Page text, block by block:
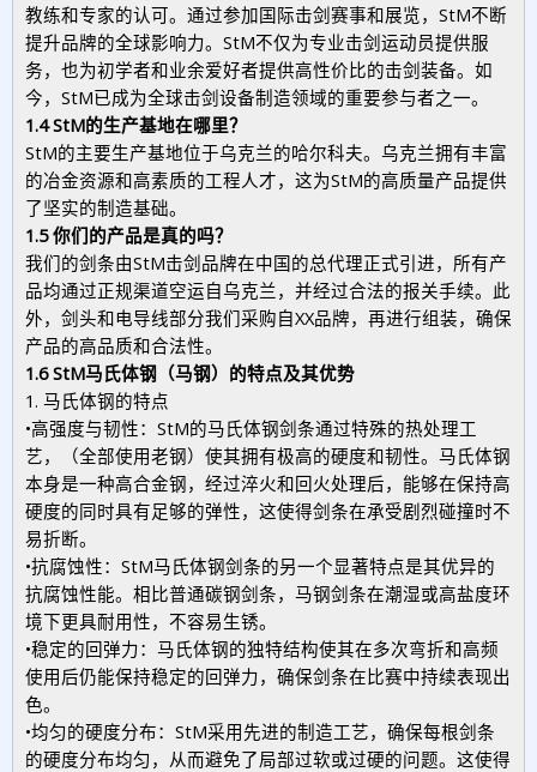
教练和专家的认可。通过参加国际击剑赛事和展览，StM不断
提升品牌的全球影响力。StM不仅为专业击剑运动员提供服
务，也为初学者和业余爱好者提供高性价比的击剑装备。如
今，StM已成为全球击剑设备制造领域的重要参与者之一。
1.4 StM的生产基地在哪里？
StM的主要生产基地位于乌克兰的哈尔科夫。乌克兰拥有丰富
的冶金资源和高素质的工程人才，这为StM的高质量产品提供
了坚实的制造基础。
1.5 你们的产品是真的吗？
我们的剑条由StM击剑品牌在中国的总代理正式引进，所有产
品均通过正规渠道空运自乌克兰，并经过合法的报关手续。此
外，剑头和电导线部分我们采购自XX品牌，再进行组装，确保
产品的高品质和合法性。
1.6StM马氏体钢（马钢）的特点及其优势
1. 马氏体钢的特点
•高强度与韧性：StM的马氏体钢剑条通过特殊的热处理工
艺，（全部使用老钢）使其拥有极高的硬度和韧性。马氏体钢
本身是一种高合金钢，经过淬火和回火处理后，能够在保持高
硬度的同时具有足够的弹性，这使得剑条在承受剧烈碰撞时不
易折断。
•抗腐蚀性：StM马氏体钢剑条的另一个显著特点是其优异的
抗腐蚀性能。相比普通碳钢剑条，马钢剑条在潮湿或高盐度环
境下更具耐用性，不容易生锈。
•稳定的回弹力：马氏体钢的独特结构使其在多次弯折和高频
使用后仍能保持稳定的回弹力，确保剑条在比赛中持续表现出
色。
•均匀的硬度分布：StM采用先进的制造工艺，确保每根剑条
的硬度分布均匀，从而避免了局部过软或过硬的问题。这使得